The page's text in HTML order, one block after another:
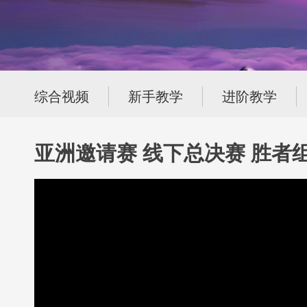
综合视频 新手教学 进阶教学
亚洲邀请赛 线下总决赛 胜者